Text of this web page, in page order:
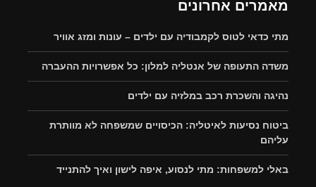
מאמרים אחרונים
מתי כדאי לטוס לקמבודיה עם ילדים – עונות ומזג אוויר
משדה התעופה של אנטליה למלון: כל אפשרויות ההעברה
נהיגה והשכרת רכב במלזיה עם ילדים
ביטוח נסיעות לאיטליה: הכיסויים שמשפחה לא מוותרת
עליהם
באלי למשפחות: מתי לנסוע, איפה לישון ואיך להתנייד